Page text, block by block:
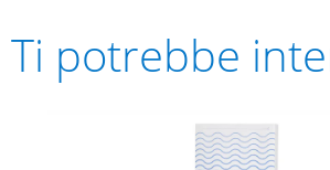
Ti potrebbe